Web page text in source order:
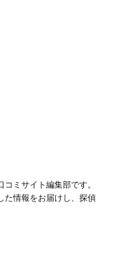
ミサイト編集部です。
た情報をお届けし、探偵